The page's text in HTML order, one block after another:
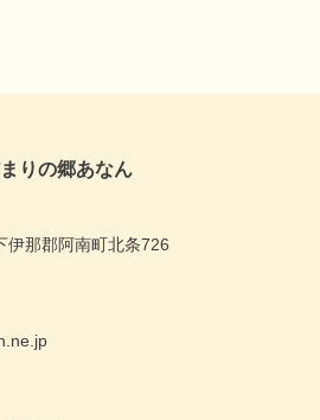
りの郷あなん
伊那郡阿南町北条726